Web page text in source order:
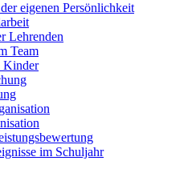
eigenen Persönlichkeit
Lehrenden
Team
Kinder
im Schuljahr